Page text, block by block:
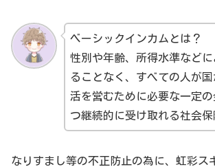
ベーシックインカムとは？
性別や年齢、所得水準など
ることなく、すべての人が
活を営むために必要な一定
つ継続的に受け取れる社会保
なりすまし等の不正防止の為に、虹彩ス